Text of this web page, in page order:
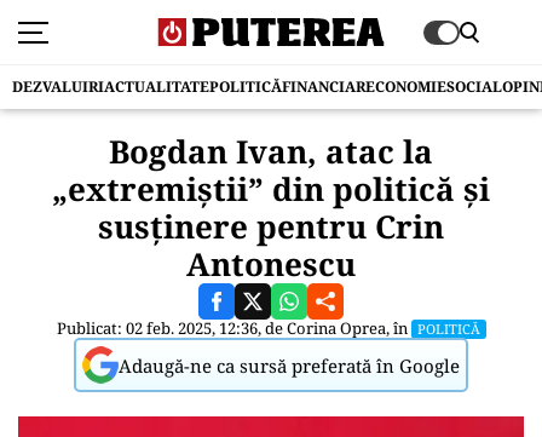
DEZVALUIRIACTUALITATEPOLITICĂFINANCIARECONOMIESOCIAL
Bogdan Ivan, atac la
„extremiștii” din politică și
susținere pentru Crin
Antonescu
Publicat: 02 feb. 2025, 12:36, deCorina Oprea, în POLITICĂ
Adaugă-ne ca sursă preferată în Google